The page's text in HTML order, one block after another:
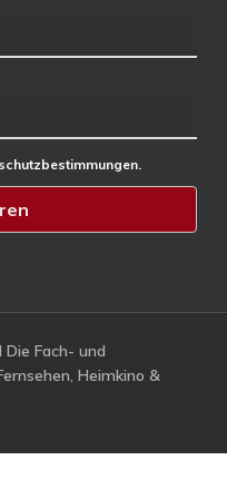
Fach- und
Heimkino &